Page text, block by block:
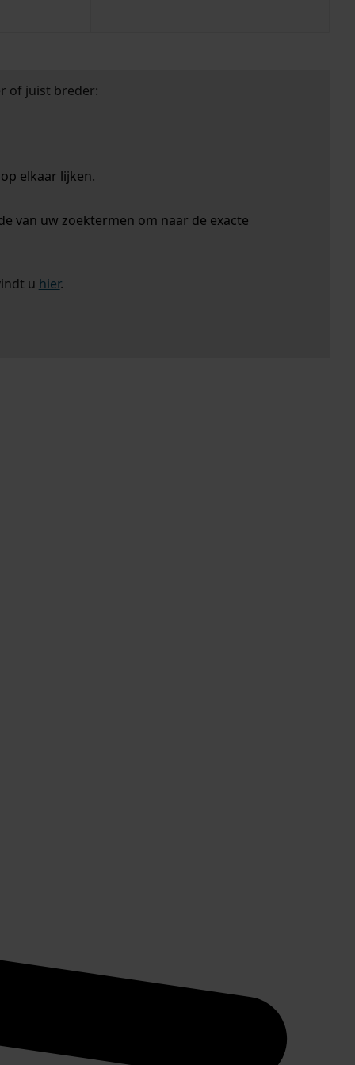
of juist breder:
elkaar lijken.
van uw zoektermen om naar de exacte
u hier.